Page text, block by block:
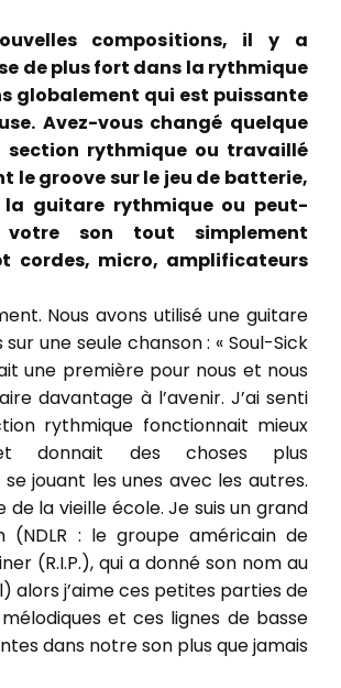
compositions, il y a
de plus fort dans la rythmique
globalement qui est puissante
Avez-vous changé quelque
section rythmique ou travaillé
le groove sur le jeu de batterie,
la guitare rythmique ou peut-
son tout simplement
cordes, micro, amplificateurs
Nous avons utilisé une guitare
une seule chanson : « Soul-Sick
une première pour nous et nous
davantage à l’avenir. J’ai senti
rythmique fonctionnait mieux
donnait des choses plus
jouant les unes avec les autres.
de la vieille école. Je suis un grand
(NDLR : le groupe américain de
(R.I.P.), qui a donné son nom au
alors j’aime ces petites parties de
et ces lignes de basse
dans notre son plus que jamais